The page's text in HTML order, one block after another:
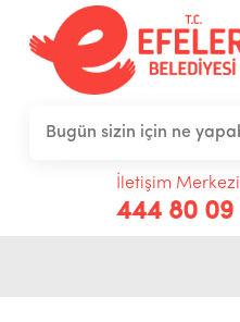
İletişim Merkezi
444 80 09